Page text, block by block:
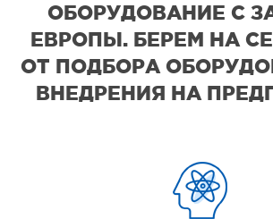
ОБОРУДОВАНИЕ С
ЕВРОПЫ. БЕРЕМ НА
ОТ ПОДБОРА
ВНЕДРЕНИЯ НА